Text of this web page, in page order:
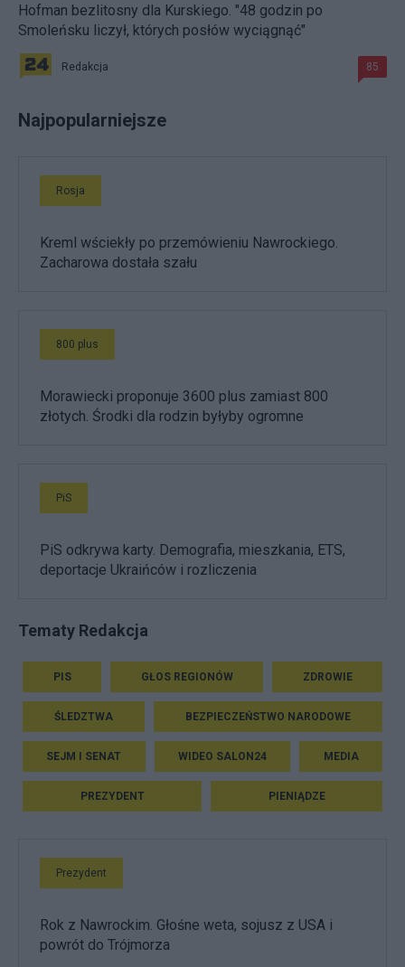
Hofman bezlitosny dla Kurskiego. "48 godzin po
Smoleńsku liczył, których posłów wyciągnąć"
Redakcja 85
Najpopularniejsze
Rosja
Kreml wściekły po przemówieniu Nawrockiego.
Zacharowa dostała szału
800 plus
Morawiecki proponuje 3600 plus zamiast 800
złotych. Środki dla rodzin byłyby ogromne
PiS
PiS odkrywa karty. Demografia, mieszkania, ETS,
deportacje Ukraińców i rozliczenia
Tematy Redakcja
PIS GŁOS REGIONÓW ZDROWIE
ŚLEDZTWA BEZPIECZEŃSTWO NARODOWE
SEJM I SENAT WIDEO SALON24 MEDIA
PREZYDENT PIENIĄDZE
Prezydent
Rok z Nawrockim. Głośne weta, sojusz z USA i
powrót do Trójmorza